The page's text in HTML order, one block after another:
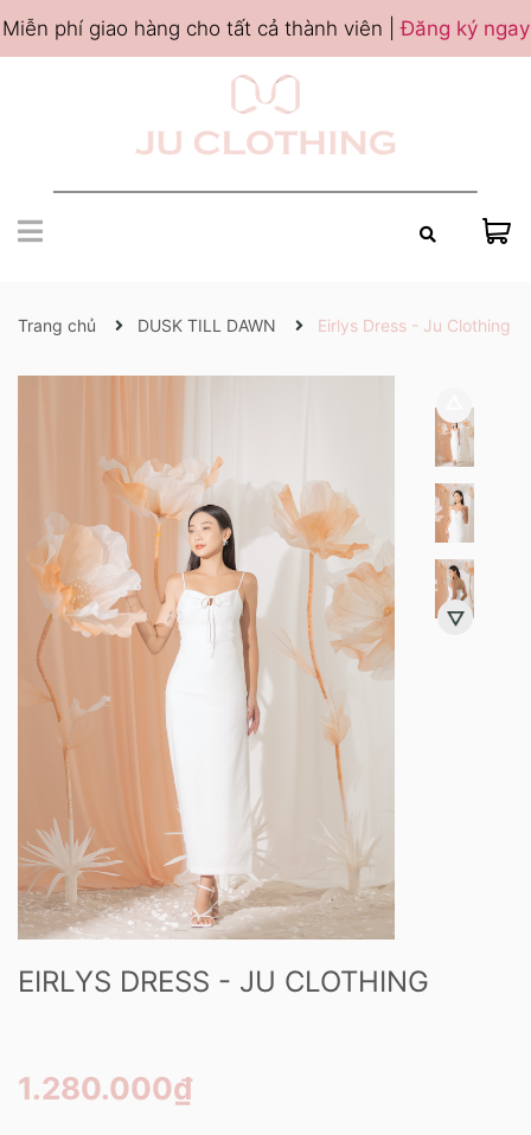
Miễn phí giao hàng cho tất cả thành viên |Đăng ký ngay
Trang chủ DUSK TILL DAWN Eirlys Dress - Ju Clothing
EIRLYS DRESS - JU CLOTHING
1.280.000₫